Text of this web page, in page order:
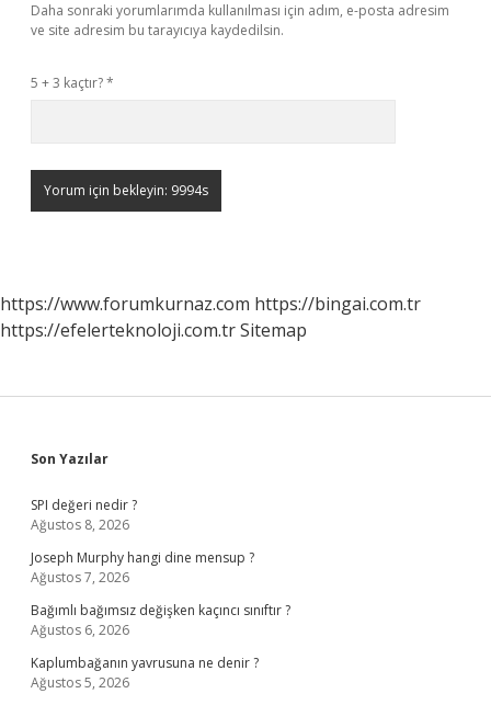
Daha sonraki yorumlarımda kullanılması için adım, e-posta adresim
ve site adresim bu tarayıcıya kaydedilsin.
5 + 3 kaçtır?*
https://www.forumkurnaz.com https://bingai.com.tr
https://efelerteknoloji.com.trSitemap
Sidebar
Son Yazılar
SPI değeri nedir ?
Ağustos 8, 2026
Joseph Murphy hangi dine mensup ?
Ağustos 7, 2026
Bağımlı bağımsız değişken kaçıncı sınıftır ?
Ağustos 6, 2026
Kaplumbağanın yavrusuna ne denir ?
Ağustos 5, 2026